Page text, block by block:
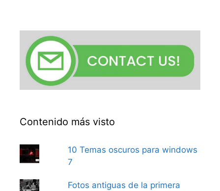
Contenido más visto
10 Temas oscuros para windows
7
Fotos antiguas de la primera